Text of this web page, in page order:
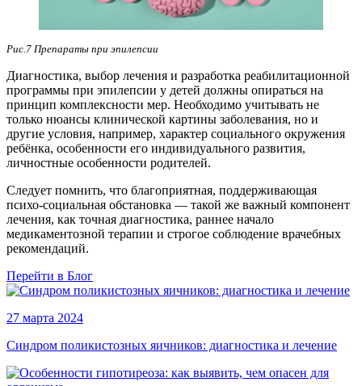
Рис.7 Препараты при эпилепсии
Диагностика, выбор лечения и разработка реабилитационной
программы при эпилепсии у детей должны опираться на
принцип комплексности мер. Необходимо учитывать не
только нюансы клинической картины заболевания, но и
другие условия, например, характер социального окружения
ребёнка, особенности его индивидуального развития,
личностные особенности родителей.
Следует помнить, что благоприятная, поддерживающая
психо-социальная обстановка — такой же важный компонент
лечения, как точная диагностика, раннее начало
медикаментозной терапии и строгое соблюдение врачебных
рекомендаций.
Перейти в Блог
27 марта 2024
Синдром поликистозных яичников: диагностика и лечение